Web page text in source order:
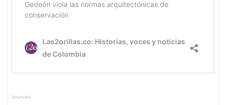
Anuncios.